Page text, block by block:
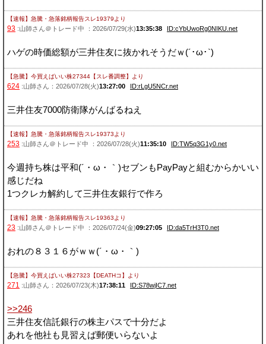
【速報】急騰・急落銘柄報告スレ19379 より
93 :山師さん＠トレード中 ：2026/07/29(水)13:35:38 ID:cYbUwoRg0NIKU.net
ハゲの時価総額が三井住友に抜かれそうだｗ(´･ω･`)
【急騰】今買えばいい株27344【スレ番調整】 より
624 :山師さん：2026/07/28(火)13:27:00 ID:rLgU5NCr.net
三井住友7000防衛隊がんばるねえ
【速報】急騰・急落銘柄報告スレ19373 より
253 :山師さん＠トレード中 ：2026/07/28(火)11:35:10 ID:TW5q3G1y0.net
今週持ち株は平和(´・ω・｀)セブンもPayPayと組むからかいい
感じだね
1つクレカ解約して三井住友銀行で作ろ
【速報】急騰・急落銘柄報告スレ19363 より
23 :山師さん＠トレード中 ：2026/07/24(金)09:27:05 ID:da5TrH3T0.net
おれの８３１６がｗｗ(´・ω・｀)
【急騰】今買えばいい株27323【DEATHコ】 より
271 :山師さん：2026/07/23(木)17:38:11 ID:S78wjIC7.net
>>246
三井住友信託銀行の株主パスで十分だよ
あれを他社も見習えば郵便いらないよ